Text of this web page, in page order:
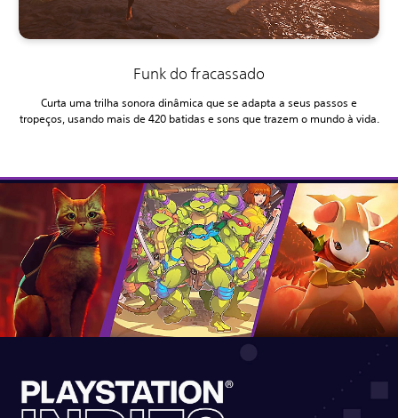
Funk do fracassado
Curta uma trilha sonora dinâmica que se adapta a seus passos e
tropeços, usando mais de 420 batidas e sons que trazem o mundo à vida.